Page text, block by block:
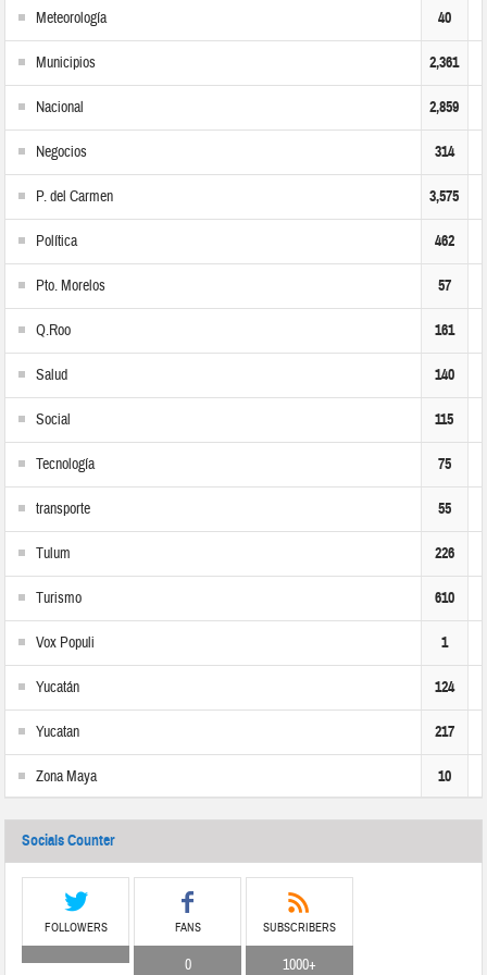
Meteorología 40
Municipios 2,361
Nacional 2,859
Negocios 314
P. del Carmen 3,575
Política 462
Pto. Morelos 57
Q.Roo 161
Salud 140
Social 115
Tecnología 75
transporte 55
Tulum 226
Turismo 610
Vox Populi 1
Yucatán 124
Yucatan 217
Zona Maya 10
Socials Counter
FOLLOWERS FANS
0
SUBSCRIBERS
1000+